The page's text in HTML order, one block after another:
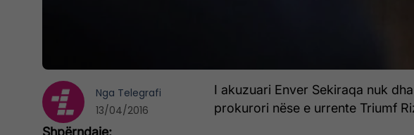
I akuzuari Enver Sekiraqa nuk
prokurori nëse e urrente Triumf
Nga Telegrafi
13/04/2016